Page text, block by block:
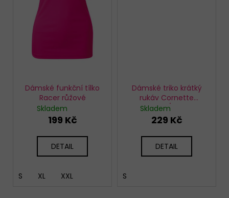
Dámské funkční tílko
Racer růžové
Skladem
199 Kč
DETAIL
S XL XXL
Dámské triko krátký
rukáv Cornette
908/05
Skladem
229 Kč
DETAIL
S